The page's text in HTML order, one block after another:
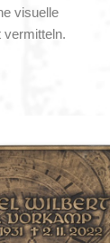
visuelle
vermitteln.